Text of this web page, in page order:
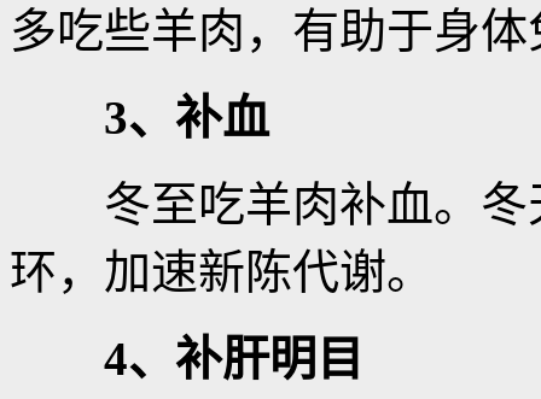
多吃些羊肉，有助于身
3、补血
冬至吃羊肉补血。冬
环，加速新陈代谢。
4、补肝明目